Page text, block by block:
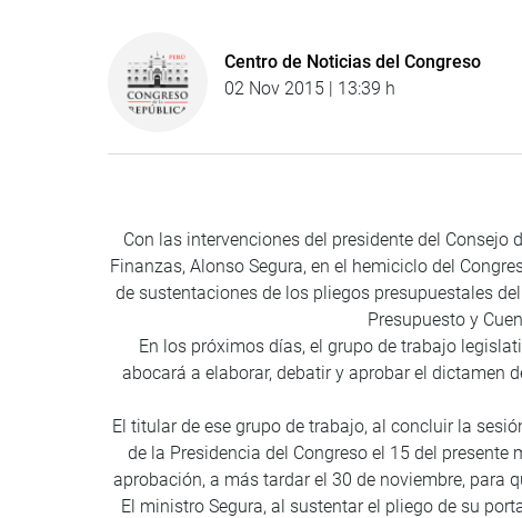
Centro de Noticias del Congreso
02 Nov 2015 | 13:39 h
Con las intervenciones del presidente del
Finanzas, Alonso Segura, en el hemiciclo del
de sustentaciones de los pliegos presupuestales
Presupuesto y
En los próximos días, el grupo de trabajo
abocará a elaborar, debatir y aprobar el dictamen
El titular de ese grupo de trabajo, al concluir la
de la Presidencia del Congreso el 15 del
aprobación, a más tardar el 30 de noviembre, para
El ministro Segura, al sustentar el pliego de su